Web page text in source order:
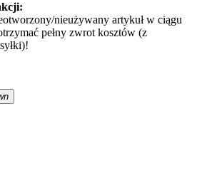
nieużywany artykuł w ciągu
pełny zwrot kosztów (z